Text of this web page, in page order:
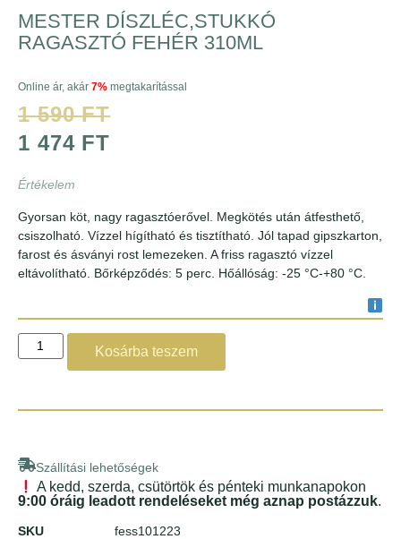
MESTER DÍSZLÉC,STUKKÓ
RAGASZTÓ FEHÉR 310ML
Online ár, akár 7% megtakarítással
1 590FT
1 474 FT
Értékelem
Gyorsan köt, nagy ragasztóerővel. Megkötés után átfesthető,
csiszolható. Vízzel hígítható és tisztítható. Jól tapad gipszkarton,
farost és ásványi rost lemezeken. A friss ragasztó vízzel
eltávolítható. Bőrképződés: 5 perc. Hőállóság: -25 °C-+80 °C.
Kosárba teszem
Szállítási lehetőségek
A kedd, szerda, csütörtök és pénteki munkanapokon
9:00 óráig leadott rendeléseket még aznap postázzuk.
SKU
fess101223